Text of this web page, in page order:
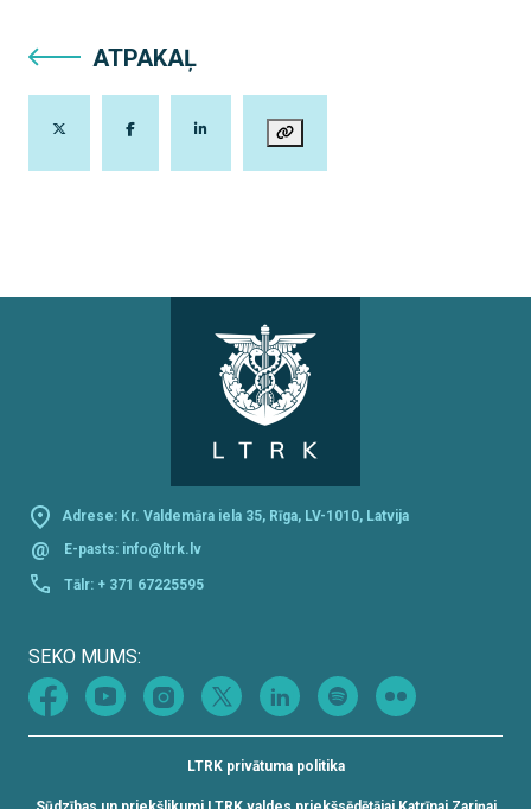
ATPAKAĻ
Adrese: Kr. Valdemāra iela 35, Rīga, LV-1010, Latvija
@ E-pasts: info@ltrk.lv
Tālr: + 371 67225595
SEKO MUMS:
LTRK privātuma politika